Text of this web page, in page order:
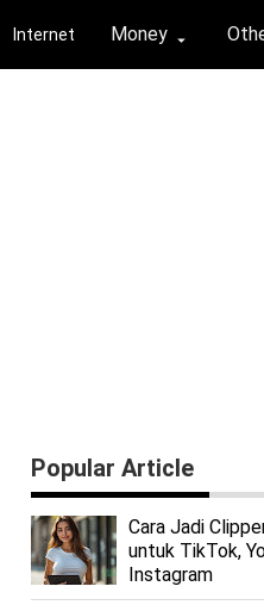
Internet Money ⏶
Popular Article
Cara Jadi
untuk TikTok,
Instagram